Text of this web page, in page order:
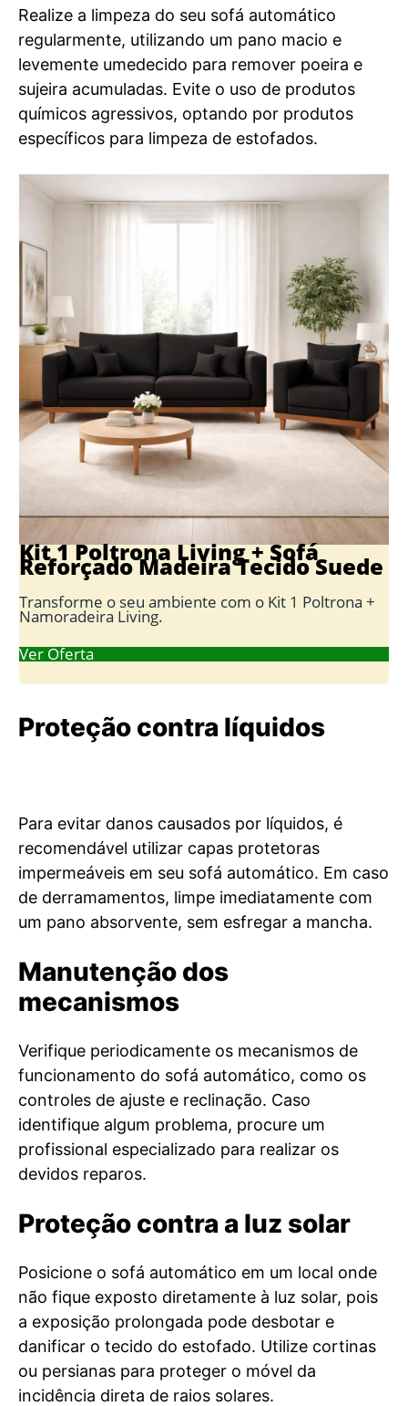
Realize a limpeza do seu sofá automático
regularmente, utilizando um pano macio e
levemente umedecido para remover poeira e
sujeira acumuladas. Evite o uso de produtos
químicos agressivos, optando por produtos
específicos para limpeza de estofados.
Kit 1 Poltrona Living + Sofá
Reforçado Madeira Tecido Suede
Transforme o seu ambiente com o Kit 1 Poltrona +
Namoradeira Living.
Ver Oferta
Proteção contra líquidos
Para evitar danos causados por líquidos, é
recomendável utilizar capas protetoras
impermeáveis em seu sofá automático. Em caso
de derramamentos, limpe imediatamente com
um pano absorvente, sem esfregar a mancha.
Manutenção dos
mecanismos
Verifique periodicamente os mecanismos de
funcionamento do sofá automático, como os
controles de ajuste e reclinação. Caso
identifique algum problema, procure um
profissional especializado para realizar os
devidos reparos.
Proteção contra a luz solar
Posicione o sofá automático em um local onde
não fique exposto diretamente à luz solar, pois
a exposição prolongada pode desbotar e
danificar o tecido do estofado. Utilize cortinas
ou persianas para proteger o móvel da
incidência direta de raios solares.